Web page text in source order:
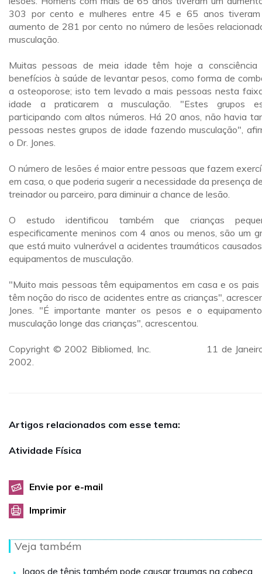
303 por cento e mulheres entre 45 e 65 anos
aumento de 281 por cento no número de lesões
musculação.
Muitas pessoas de meia idade têm hoje a consciência
benefícios à saúde de levantar pesos, como forma de
a osteoporose; isto tem levado a mais pessoas nesta
idade a praticarem a musculação. "Estes grupos
participando com altos números. Há 20 anos, não havia
pessoas nestes grupos de idade fazendo musculação",
o Dr. Jones.
O número de lesões é maior entre pessoas que fazem
em casa, o que poderia sugerir a necessidade da presença
treinador ou parceiro, para diminuir a chance de lesão.
O estudo identificou também que crianças
especificamente meninos com 4 anos ou menos, são um
que está muito vulnerável a acidentes traumáticos
equipamentos de musculação.
"Muito mais pessoas têm equipamentos em casa e os pais
têm noção do risco de acidentes entre as crianças",
Jones. "É importante manter os pesos e o
musculação longe das crianças", acrescentou.
Copyright © 2002 Bibliomed, Inc. 11 de
2002.
Artigos relacionados com esse tema:
Atividade Física
Envie por e-mail
Imprimir
Veja também
Jogos de tênis também pode causar traumas na cabeça